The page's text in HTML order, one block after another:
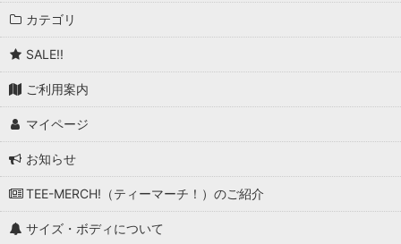
カテゴリ
SALE!!
ご利用案内
マイページ
お知らせ
TEE-MERCH!（ティーマーチ！）のご紹介
サイズ・ボディについて